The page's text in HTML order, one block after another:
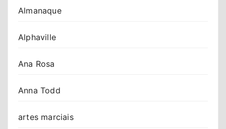
Almanaque
Alphaville
Ana Rosa
Anna Todd
artes marciais